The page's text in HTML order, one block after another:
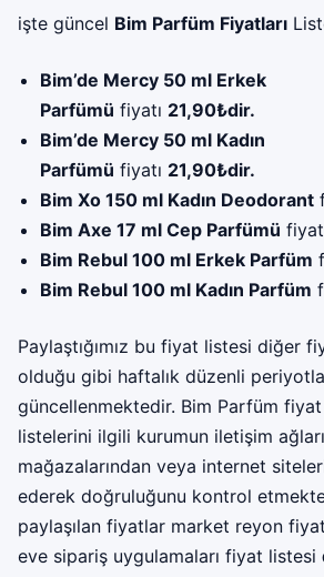
işte güncel Bim Parfüm Fiyatları
Bim’de Mercy 50 ml Erkek
Parfümü fiyatı 21,90₺dir.
Bim’de Mercy 50 ml Kadın
Parfümü fiyatı 21,90₺dir.
Bim Xo 150 ml Kadın Deodorant
Bim Axe 17 ml Cep Parfümü
Bim Rebul 100 ml Erkek Parfüm
Bim Rebul 100 ml Kadın Parfüm
Paylaştığımız bu fiyat listesi diğer
olduğu gibi haftalık düzenli
güncellenmektedir. Bim Parfüm
listelerini ilgili kurumun iletişim
mağazalarından veya internet
ederek doğruluğunu kontrol
paylaşılan fiyatlar market reyon
eve sipariş uygulamaları fiyat listesi